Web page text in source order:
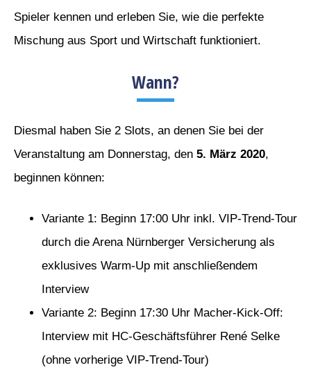
Spieler kennen und erleben Sie, wie die perfekte
Mischung aus Sport und Wirtschaft funktioniert.
Wann?
Diesmal haben Sie 2 Slots, an denen Sie bei der
Veranstaltung am Donnerstag, den 5. März 2020,
beginnen können:
Variante 1: Beginn 17:00 Uhr inkl. VIP-Trend-Tour
durch die Arena Nürnberger Versicherung als
exklusives Warm-Up mit anschließendem
Interview
Variante 2: Beginn 17:30 Uhr Macher-Kick-Off:
Interview mit HC-Geschäftsführer René Selke
(ohne vorherige VIP-Trend-Tour)